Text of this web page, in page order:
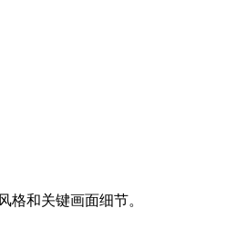
格和关键画面细节。